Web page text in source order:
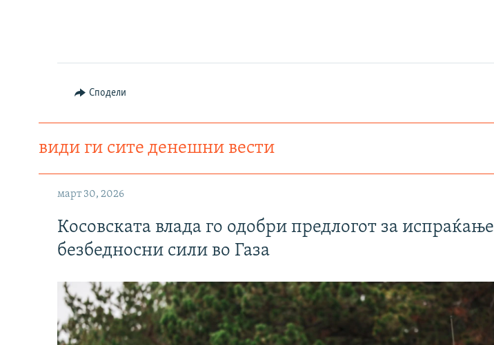
Сподели
види ги сите денешни вести
март 30, 2026
Косовската влада го одобри предлогот за испраќање
безбедносни сили во Газа